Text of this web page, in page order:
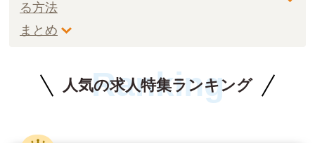
る方法
まとめ
人気の求人特集ランキング
Ranking